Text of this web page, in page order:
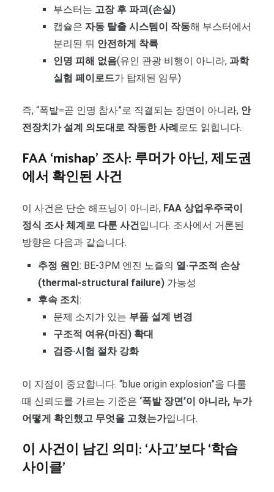
부스터는 고장 후 파괴(손실)
캡슐은자동 탈출 시스템이 작동해 부스터에서
분리된 뒤 안전하게 착륙
인명 피해 없음(유인 관광 비행이 아니라,과학
실험 페이로드가 탑재된 임무)
즉, “폭발=곧 인명 참사”로 직결되는 장면이 아니라, 안
전장치가 설계 의도대로 작동한 사례 로도 읽힙니다.
FAA ‘mishap’ 조사: 루머가 아닌, 제도권
에서 확인된 사건
이 사건은 단순 해프닝이 아니라, FAA 상업우주국이
정식 조사 체계로 다룬 사건입니다. 조사에서 거론된
방향은 다음과 같습니다.
추정 원인: BE-3PM 엔진 노즐의 열·구조적 손상
(thermal-structural failure)가능성
후속 조치 :
문제 소지가 있는 부품 설계 변경
구조적 여유(마진) 확대
검증·시험 절차 강화
이 지점이 중요합니다. “blue origin explosion”을 다룰
때 신뢰도를 가르는 기준은 ‘폭발 장면’이 아니라, 누가
어떻게 확인했고 무엇을 고쳤는가입니다.
이 사건이 남긴 의미: ‘사고’보다 ‘학습
사이클’